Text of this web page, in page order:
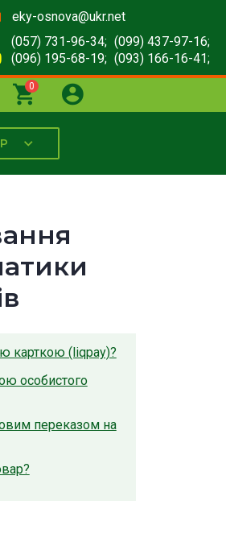
eky-osnova@ukr.net
(057) 731-96-34; (099) 437-97-16;
(096) 195-68-19; (093) 166-16-41;
0
карткою (liqpay)?
особистого
переказом на